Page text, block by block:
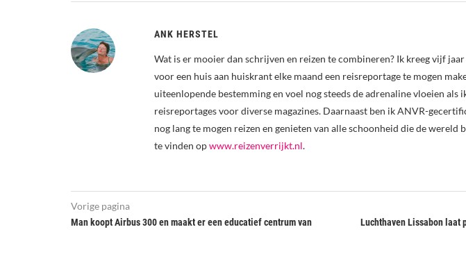
ANK HERSTEL
Wat is er mooier dan schrijven en reizen te combineren? Ik kreeg vijf jaar
voor een huis aan huiskrant elke maand een reisreportage te mogen
uiteenlopende bestemming en voel nog steeds de adrenaline vloeien als
reisreportages voor diverse magazines. Daarnaast ben ik ANVR-
nog lang te mogen reizen en genieten van alle schoonheid die de
te vinden opwww.reizenverrijkt.nl.
Vorige pagina
Man koopt Airbus 300 en maakt er een educatief centrum van Luchthaven Lissabon laat